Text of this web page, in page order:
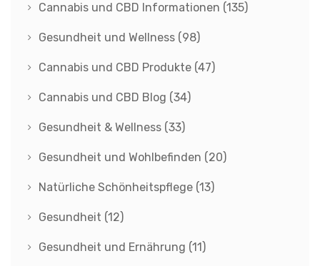
Cannabis und CBD Informationen (135)
Gesundheit und Wellness (98)
Cannabis und CBD Produkte (47)
Cannabis und CBD Blog (34)
Gesundheit & Wellness (33)
Gesundheit und Wohlbefinden (20)
Natürliche Schönheitspflege (13)
Gesundheit (12)
Gesundheit und Ernährung (11)